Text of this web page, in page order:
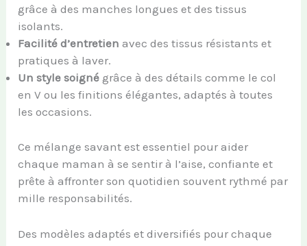
grâce à des manches longues et des tissus
isolants.
Facilité d’entretien avec des tissus résistants et
pratiques à laver.
Un style soigné grâce à des détails comme le col
en V ou les finitions élégantes, adaptés à toutes
les occasions.
Ce mélange savant est essentiel pour aider
chaque maman à se sentir à l’aise, confiante et
prête à affronter son quotidien souvent rythmé par
mille responsabilités.
Des modèles adaptés et diversifiés pour chaque